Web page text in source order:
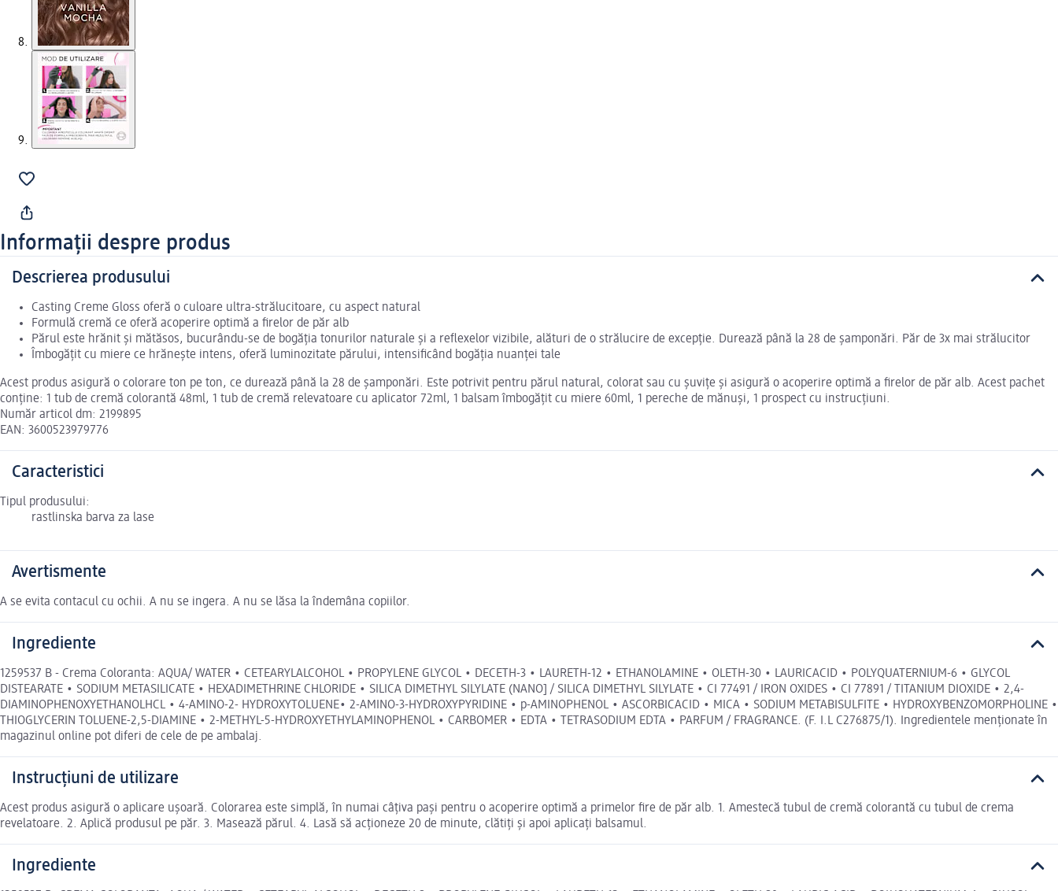
Informații despre produs
Descrierea produsului
Casting Creme Gloss oferă o culoare ultra-strălucitoare, cu aspect natural
Formulă cremă ce oferă acoperire optimă a firelor de păr alb
Părul este hrănit și mătăsos, bucurându-se de bogăția tonurilor naturale și a reflexelor vizibile, alături de o strălucire de excepție. Durează până la 28 de șamponări. Păr de 3x mai strălucitor
Îmbogățit cu miere ce hrănește intens, oferă luminozitate părului, intensificând bogăția nuanței tale
Acest produs asigură o colorare ton pe ton, ce durează până la 28 de şamponări. Este potrivit pentru părul natural, colorat sau cu şuviţe şi asigură o acoperire optimă a firelor de păr alb. Acest pachet
conţine: 1 tub de cremă colorantă 48ml, 1 tub de cremă relevatoare cu aplicator 72ml, 1 balsam îmbogăţit cu miere 60ml, 1 pereche de mănuşi, 1 prospect cu instrucţiuni.
Număr articol dm: 2199895
EAN: 3600523979776
Caracteristici
Tipul produsului:
rastlinska barva za lase
Avertismente
A se evita contacul cu ochii. A nu se ingera. A nu se lăsa la îndemâna copiilor.
Ingrediente
1259537 B - Crema Coloranta: AQUA/ WATER • CETEARYLALCOHOL • PROPYLENE GLYCOL • DECETH-3 • LAURETH-12 • ETHANOLAMINE • OLETH-30 • LAURICACID • POLYQUATERNIUM-6 • GLYCOL
DISTEARATE • SODIUM METASILICATE • HEXADIMETHRINE CHLORIDE • SILICA DIMETHYL SILYLATE (NANO] / SILICA DIMETHYL SILYLATE • CI 77491 / IRON OXIDES • CI 77891 / TITANIUM DIOXIDE • 2,4-
DIAMINOPHENOXYETHANOLHCL • 4-AMINO-2- HYDROXYTOLUENE• 2-AMINO-3-HYDROXYPYRIDINE • p-AMINOPHENOL • ASCORBICACID • MICA • SODIUM METABISULFITE • HYDROXYBENZOMORPHOLINE •
THIOGLYCERIN TOLUENE-2,5-DIAMINE • 2-METHYL-5-HYDROXYETHYLAMINOPHENOL • CARBOMER • EDTA • TETRASODIUM EDTA • PARFUM / FRAGRANCE. (F. I.L C276875/1). Ingredientele menționate în
magazinul online pot diferi de cele de pe ambalaj.
Instrucțiuni de utilizare
Acest produs asigură o aplicare uşoară. Colorarea este simplă, în numai câţiva paşi pentru o acoperire optimă a primelor fire de păr alb. 1. Amestecă tubul de cremă colorantă cu tubul de crema
revelatoare. 2. Aplică produsul pe păr. 3. Masează părul. 4. Lasă să acţioneze 20 de minute, clătiţi şi apoi aplicaţi balsamul.
Ingrediente